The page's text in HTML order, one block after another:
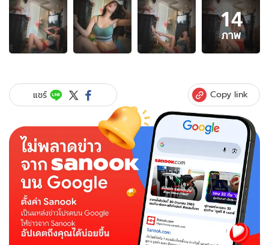
ภาพ
ภาพ
ของ
มาดู
"ลิลลี่
ยน"
ออก
กำลัง
กาย
กางเกง-
สาย
เดี่ยว
หลุด
14
ภาพ
แชร์ Copy link